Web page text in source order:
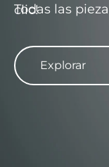
Todas las piezas que necesita, ¡en un solo clic!
Explorar